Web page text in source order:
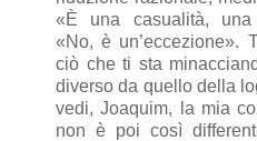
«È una casualità, una
«No, è un’eccezione».
ciò che ti sta
diverso da quello della
vedi, Joaquim, la mia
non è poi così